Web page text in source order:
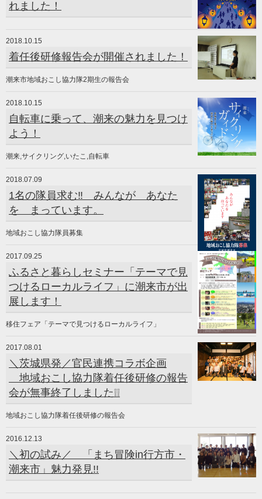
れました！
2018.10.15
着任後研修報告会が開催されました！
潮来市地域おこし協力隊2期生の報告会
2018.10.15
自転車に乗って、潮来の魅力を見つけ
よう！
潮来,サイクリング,いたこ,自転車
2018.07.09
1名の隊員求む‼ みんなが あなた
を まっています。
地域おこし協力隊員募集
2017.09.25
ふるさと暮らしセミナー「テーマで見
つけるローカルライフ」に潮来市が出
展します！
移住フェア「テーマで見つけるローカルライフ」
2017.08.01
＼茨城県発／官民連携コラボ企画
地域おこし協力隊着任後研修の報告
会が無事終了しました❕❕
地域おこし協力隊着任後研修の報告会
2016.12.13
＼初の試み／ 「まち冒険in行方市・
潮来市」魅力発見!!